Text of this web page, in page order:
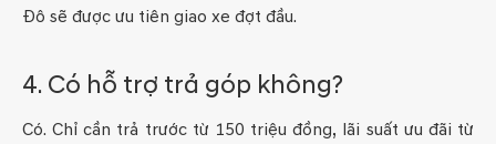
Đô sẽ được ưu tiên giao xe đợt đầu.
4. Có hỗ trợ trả góp không?
Có. Chỉ cần trả trước từ 150 triệu đồng, lãi suất ưu đãi từ